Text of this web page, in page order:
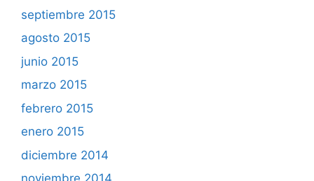
septiembre 2015
agosto 2015
junio 2015
marzo 2015
febrero 2015
enero 2015
diciembre 2014